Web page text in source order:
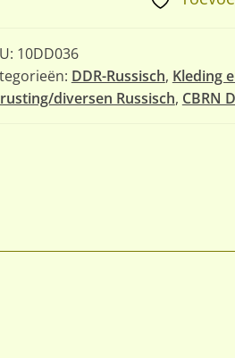
10DD036
DDR-Russisch, Kleding
diversen Russisch, CBRN